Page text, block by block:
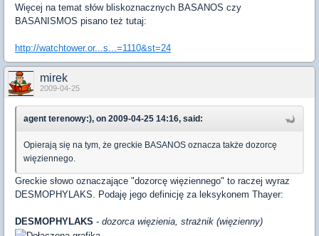
Więcej na temat słów bliskoznacznych BASANOS czy
BASANISMOS pisano też tutaj:
http://watchtower.or...s...=1110&st=24
mirek
2009-04-25
agent terenowy:), on 2009-04-25 14:16, said:
Opierają się na tym, że greckie BASANOS oznacza także dozorcę
więziennego.
Greckie słowo oznaczające "dozorcę więziennego" to raczej wyraz
DESMOPHYLAKS. Podaję jego definicję za leksykonem Thayer:
DESMOPHYLAKS - dozorca więzienia, strażnik (więzienny)